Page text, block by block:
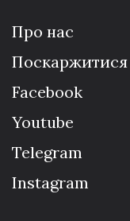
Про нас
Поскаржитися
Facebook
Youtube
Telegram
Instagram